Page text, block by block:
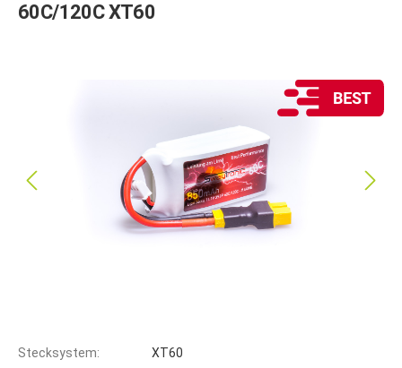
60C/120C XT60
Stecksystem:
XT60